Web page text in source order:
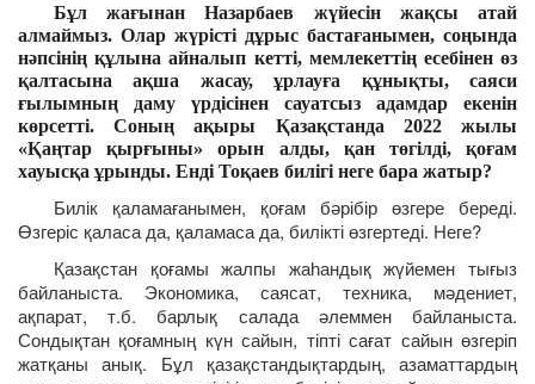
Бұл жағынан Назарбаев жүйесін жақсы атай
алмаймыз. Олар жүрісті дұрыс бастағанымен, соңында
нәпсінің құлына айналып кетті, мемлекеттің есебінен өз
қалтасына ақша жасау, ұрлауға құнықты, саяси
ғылымның даму үрдісінен сауатсыз адамдар екенін
көрсетті. Соның ақыры Қазақстанда 2022 жылы
«Қаңтар қырғыны» орын алды, қан төгілді, қоғам
хауысқа ұрынды. Енді Тоқаев билігі неге бара жатыр?
Билік қаламағанымен, қоғам бәрібір өзгере береді.
Өзгеріс қаласа да, қаламаса да, билікті өзгертеді. Неге?
Қазақстан қоғамы жалпы жаһандық жүйемен тығыз
байланыста. Экономика, саясат, техника, мәдениет,
ақпарат, т.б. барлық салада әлеммен байланыста.
Сондықтан қоғамның күн сайын, тіпті сағат сайын өзгеріп
жатқаны анық. Бұл қазақстандықтардың, азаматтардың